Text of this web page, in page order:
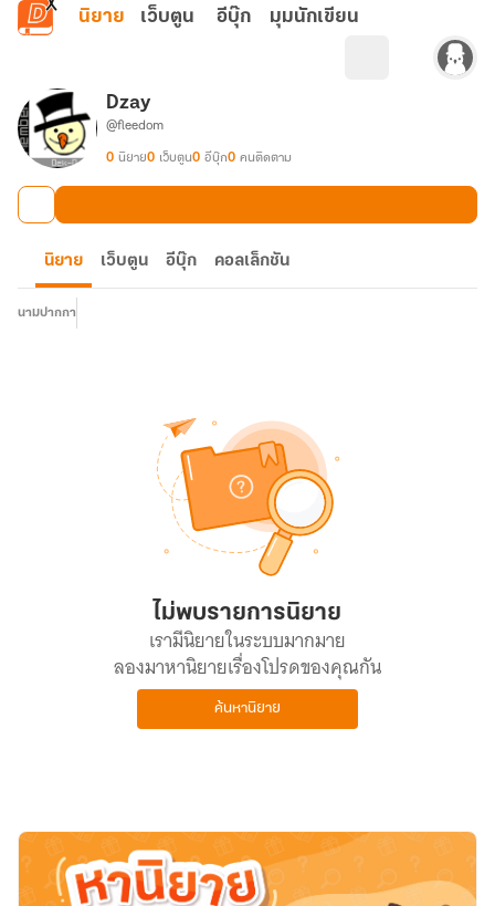
ข้ามไปยังเนื้อหาหลัก
นิยาย เว็บตูน อีบุ๊ก มุมนักเขียน
Dzay
@fleedom
0 นิยาย0 เว็บตูน0 อีบุ๊ก0 คนติดตาม
นิยาย เว็บตูน อีบุ๊ก คอลเล็กชัน
นามปากกา
ไม่พบรายการนิยาย
เรามีนิยายในระบบมากมาย
ลองมาหานิยายเรื่องโปรดของคุณกัน
ค้นหานิยาย